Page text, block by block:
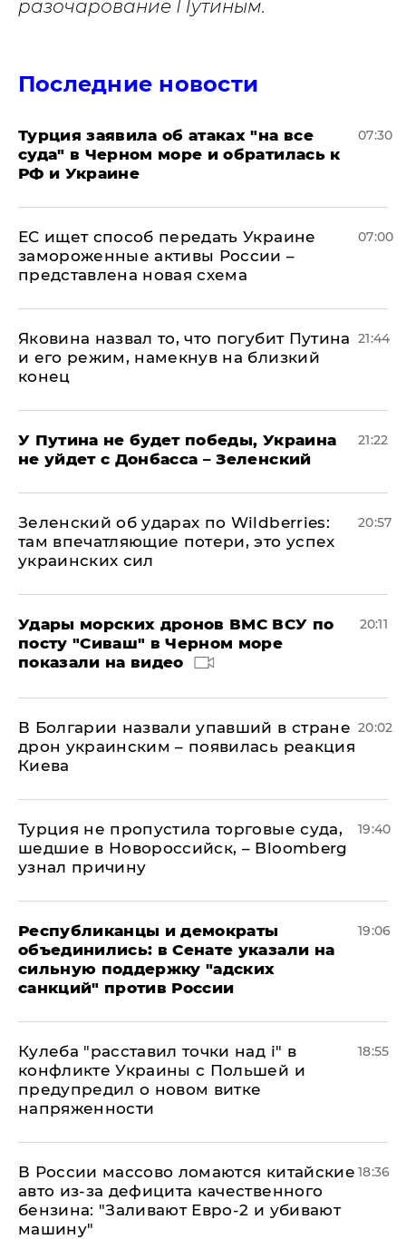
разочарование Путиным.
Последние новости
Турция заявила об атаках "на все
суда" в Черном море и обратилась к
РФ и Украине
07:30
ЕС ищет способ передать Украине
замороженные активы России –
представлена новая схема
07:00
Яковина назвал то, что погубит Путина
и его режим, намекнув на близкий
конец
21:44
У Путина не будет победы, Украина
не уйдет с Донбасса – Зеленский
21:22
Зеленский об ударах по Wildberries:
там впечатляющие потери, это успех
украинских сил
20:57
Удары морских дронов ВМС ВСУ по
посту "Сиваш" в Черном море
показали на видео
20:11
В Болгарии назвали упавший в стране
дрон украинским – появилась реакция
Киева
20:02
Турция не пропустила торговые суда,
шедшие в Новороссийск, – Bloomberg
узнал причину
19:40
Республиканцы и демократы
объединились: в Сенате указали на
сильную поддержку "адских
санкций" против России
19:06
Кулеба "расставил точки над і" в
конфликте Украины с Польшей и
предупредил о новом витке
напряженности
18:55
В России массово ломаются китайские
авто из-за дефицита качественного
бензина: "Заливают Евро-2 и убивают
машину"
18:36